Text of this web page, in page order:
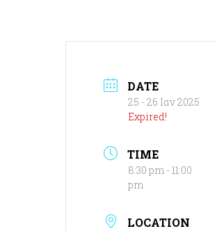
DATE
25 - 26 Ιαν 2025
Expired!
TIME
8:30 pm - 11:00
pm
LOCATION